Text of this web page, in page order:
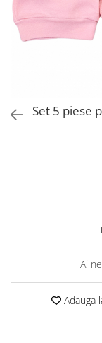
Set 5 piese
Ai
Adauga